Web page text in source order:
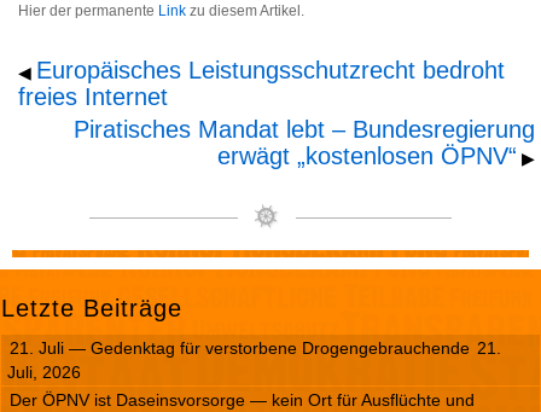
Hier der permanente Link zu diesem Artikel.
◀ Europäisches Leistungsschutzrecht bedroht
freies Internet
Piratisches Mandat lebt – Bundesregierung
erwägt „kostenlosen ÖPNV“ ▶
Letzte Beiträge
21. Juli — Gedenktag für verstorbene Drogengebrauchende 21.
Juli, 2026
Der ÖPNV ist Daseinsvorsorge — kein Ort für Ausflüchte und